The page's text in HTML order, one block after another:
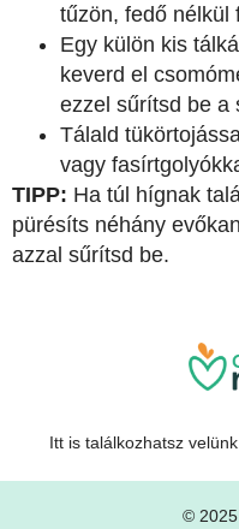
tűzön, fedő nélkül
Egy külön kis
keverd el
ezzel sűrítsd be a
Tálald
vagy
TIPP: Ha túl hígnak
pürésíts néhány
azzal sűrítsd be.
Itt is találkozhatsz
©